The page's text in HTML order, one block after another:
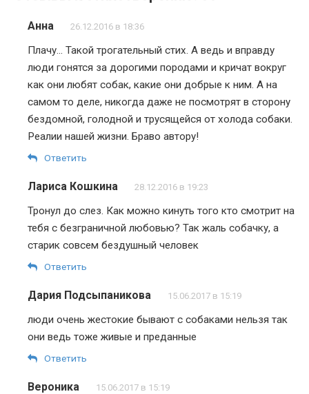
Анна 26.12.2016 в 18:36
Плачу… Такой трогательный стих. А ведь и вправду
люди гонятся за дорогими породами и кричат вокруг
как они любят собак, какие они добрые к ним. А на
самом то деле, никогда даже не посмотрят в сторону
бездомной, голодной и трусящейся от холода собаки.
Реалии нашей жизни. Браво автору!
Ответить
Лариса Кошкина 28.12.2016 в 19:23
Тронул до слез. Как можно кинуть того кто смотрит на
тебя с безграничной любовью? Так жаль собачку, а
старик совсем бездушный человек
Ответить
Дария Подсыпаникова 15.06.2017 в 15:19
люди очень жестокие бывают с собаками нельзя так
они ведь тоже живые и преданные
Ответить
Вероника 15.06.2017 в 15:19